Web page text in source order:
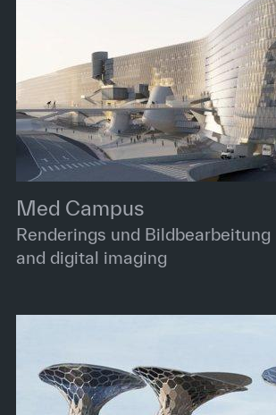
Med Campus
Renderings und Bildbearbeitung
and digital imaging